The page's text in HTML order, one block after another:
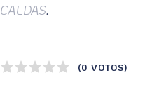
.
1
2
3
4
5
(0 VOTOS)